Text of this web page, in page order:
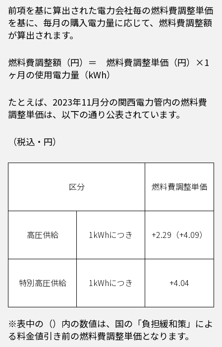
前項を基に算出された電力会社毎の燃料費調整単価
を基に、毎月の購入電力量に応じて、燃料費調整額
が算出されます。
燃料費調整額（円）＝ 燃料費調整単価（円）×1
ヶ月の使用電力量（kWh）
たとえば、2023年11月分の関西電力管内の燃料費
調整単価は、以下の通り公表されています。
（税込・円）
区分 燃料費調整単価
高圧供給 1kWhにつき +2.29（+4.09）
特別高圧供給 1kWhにつき +4.04
※表中の（）内の数値は、国の「負担緩和策」によ
る料金値引き前の燃料費調整単価となります。